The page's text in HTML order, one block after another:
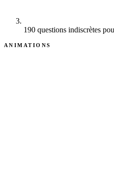
190 questions indiscrètes
ANIMATIONS